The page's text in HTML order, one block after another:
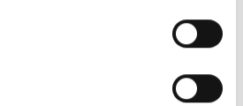
tuotteet